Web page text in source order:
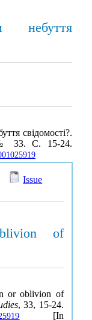
небуття
свідомості?.
33. С. 15-24.
Issue
of
or oblivion of
, 33, 15-24.
[In